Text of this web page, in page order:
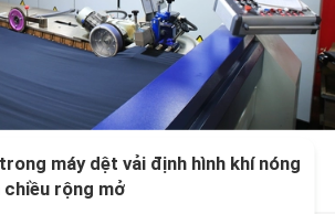
máy dệt vải định hình khí nóng
rộng mở